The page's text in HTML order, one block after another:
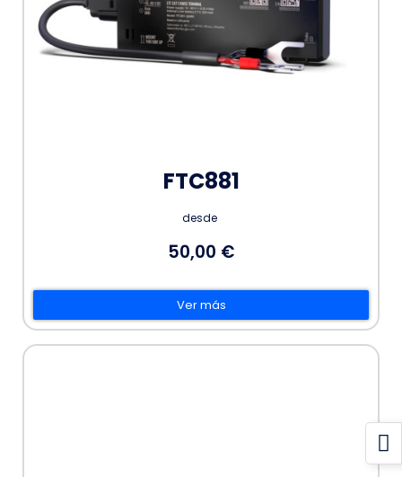
FTC881
desde
50,00 €
Ver más